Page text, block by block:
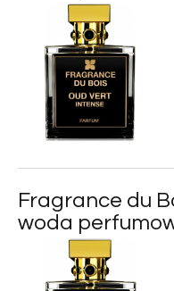
Fragrance du
woda